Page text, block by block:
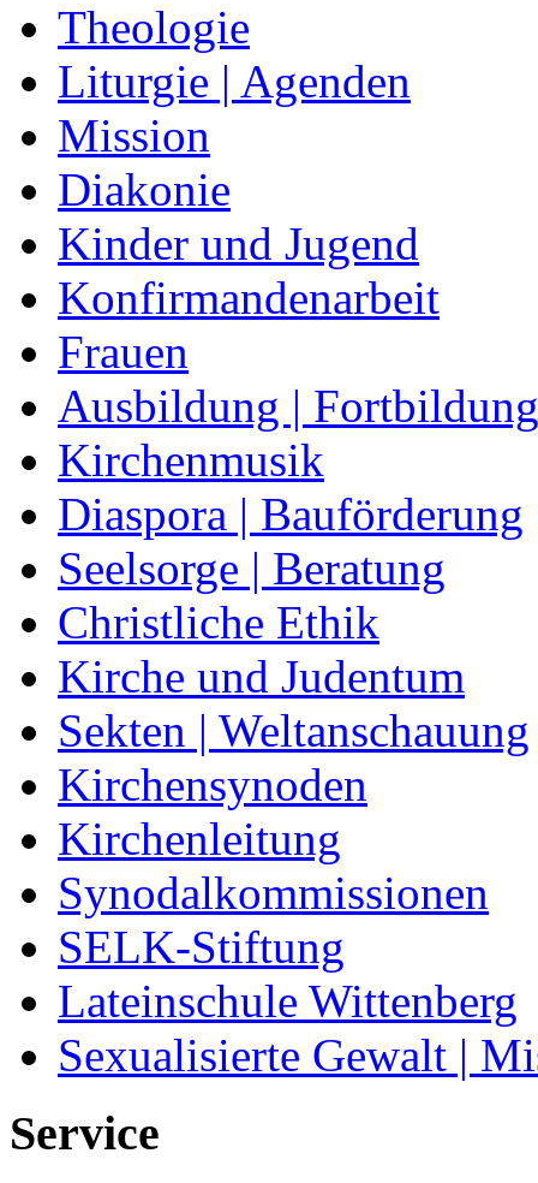
Theologie
Liturgie | Agenden
Mission
Diakonie
Kinder und Jugend
Konfirmandenarbeit
Frauen
Ausbildung | Fortbildung
Kirchenmusik
Diaspora | Bauförderung
Seelsorge | Beratung
Christliche Ethik
Kirche und Judentum
Sekten | Weltanschauung
Kirchensynoden
Kirchenleitung
Synodalkommissionen
SELK-Stiftung
Lateinschule Wittenberg
Sexualisierte Gewalt |
Service